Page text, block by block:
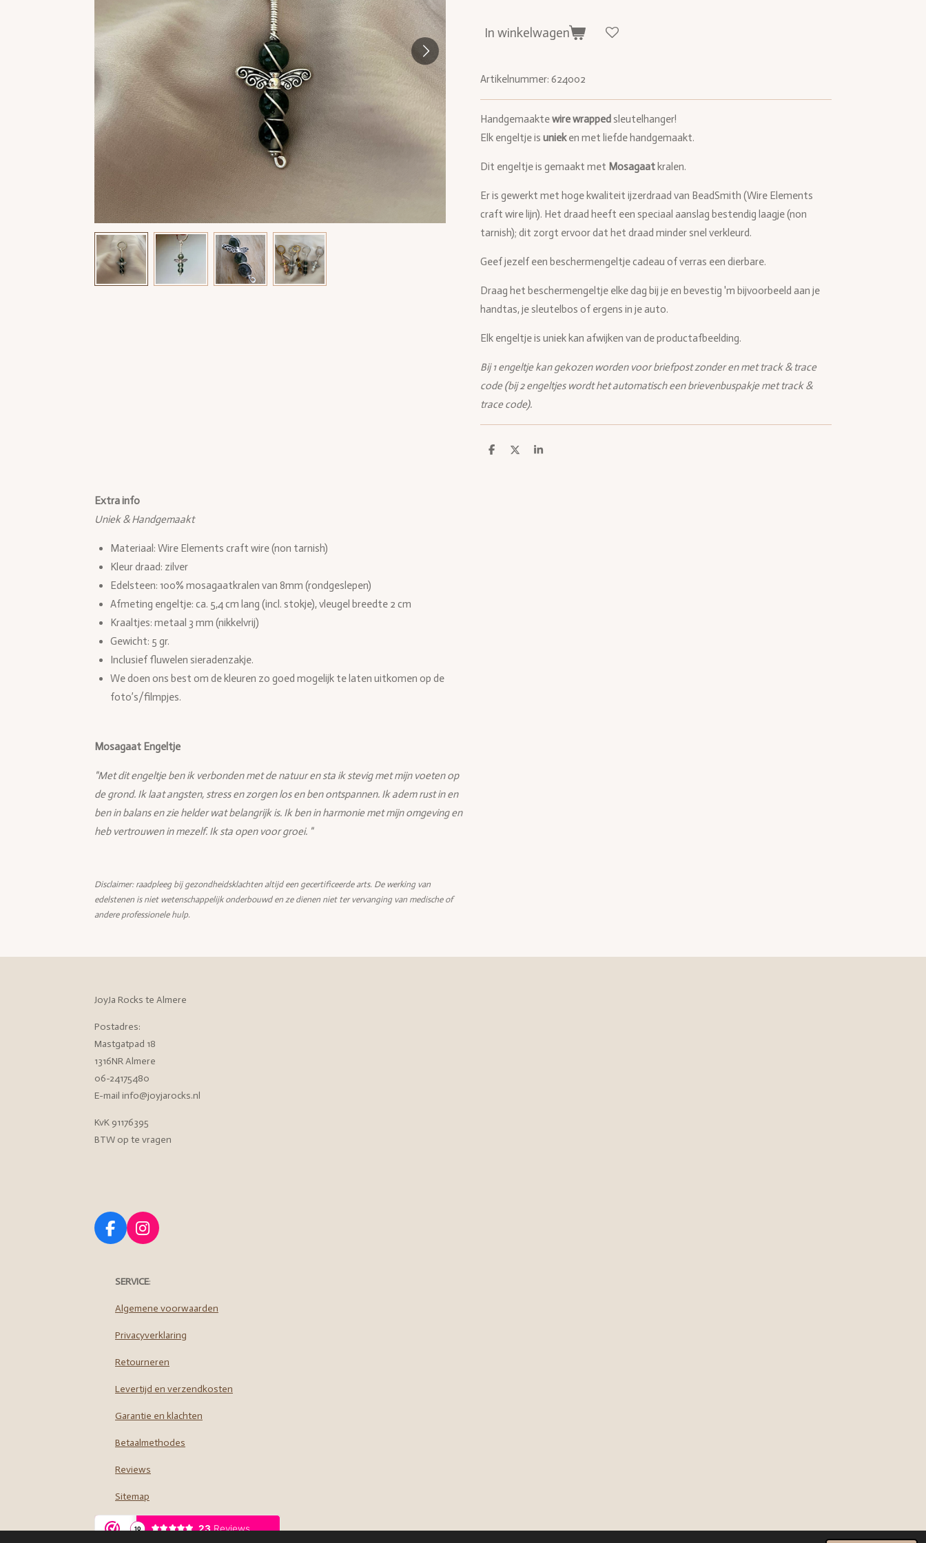
In winkelwagen
Artikelnummer: 624002
Handgemaaktewire wrapped sleutelhanger!
Elk engeltje is unieken met liefde handgemaakt.
Dit engeltje is gemaakt met Mosagaat kralen.
Er is gewerkt met hoge kwaliteit ijzerdraad van BeadSmith (Wire Elements
craft wire lijn). Het draad heeft een speciaal aanslag bestendig laagje (non
tarnish); dit zorgt ervoor dat het draad minder snel verkleurd.
Geef jezelf een beschermengeltje cadeau of verras een dierbare.
Draag het beschermengeltje elke dag bij je en bevestig 'm bijvoorbeeld aan je
handtas, je sleutelbos of ergens in je auto.
Elk engeltje is uniek kan afwijken van de productafbeelding.
Bij 1 engeltje kan gekozen worden voor briefpost zonder en met track & trace
code (bij 2 engeltjes wordt het automatisch een brievenbuspakje met track &
trace code).
D
D
S
Extra info
Uniek & Handgemaakt
Materiaal: Wire Elements craft wire (non tarnish)
Kleur draad: zilver
Edelsteen: 100% mosagaatkralen van 8mm (rondgeslepen)
Afmeting engeltje: ca. 5,4 cm lang (incl. stokje), vleugel breedte 2 cm
Kraaltjes: metaal 3 mm (nikkelvrij)
Gewicht: 5 gr.
Inclusief fluwelen sieradenzakje.
We doen ons best om de kleuren zo goed mogelijk te laten uitkomen op de
foto’s/filmpjes.
Mosagaat Engeltje
"Met dit engeltje ben ik verbonden met de natuur en sta ik stevig met mijn voeten op
de grond. Ik laat angsten, stress en zorgen los en ben ontspannen. Ik adem rust in en
ben in balans en zie helder wat belangrijk is. Ik ben in harmonie met mijn omgeving en
heb vertrouwen in mezelf. Ik sta open voor groei. "
Disclaimer: raadpleeg bij gezondheidsklachten altijd een gecertificeerde arts. De werking van
edelstenen is niet wetenschappelijk onderbouwd en ze dienen niet ter vervanging van medische of
andere professionele hulp.
JoyJa Rocks te Almere
Postadres:
Mastgatpad 18
1316NR Almere
06-24175480
E-mail info@joyjarocks.nl
KvK 91176395
BTW op te vragen
F
a
e
o
k
I
n
t
g
a
SERVICE:
Algemene voorwaarden
Privacyverklaring
Retourneren
Levertijd en verzendkosten
Garantie en klachten
Betaalmethodes
Reviews
Sitemap